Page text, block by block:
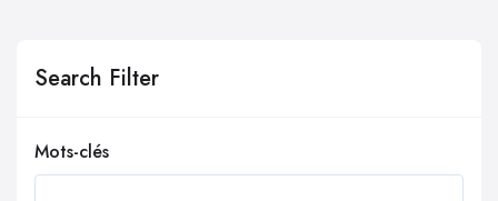
Search Filter
Mots-clés